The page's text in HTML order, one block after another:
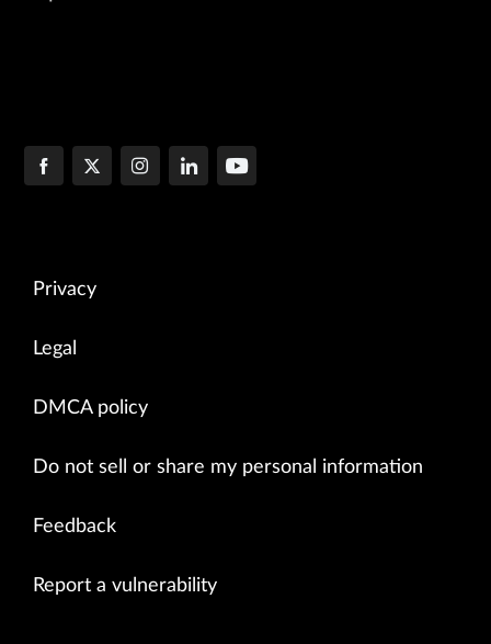
Privacy
Legal
DMCA policy
Do not sell or share my personal information
Feedback
Report a vulnerability